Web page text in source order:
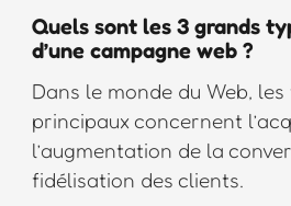
Quels sont les 3 grands
d’une campagne web ?
Dans le monde du Web,
principaux concernent
l’augmentation de la
fidélisation des clients.